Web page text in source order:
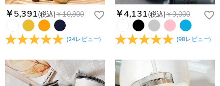
￥5,391(税込)￥10,800
(24レビュー)
￥4,131(税込)￥9,000
(98レビュー)